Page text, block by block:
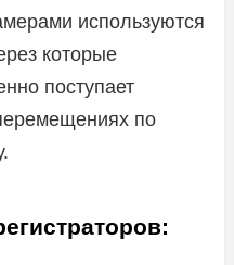
используются
которые
поступает
по